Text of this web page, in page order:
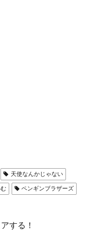
天使なんかじゃない
ペンギンブラザーズ
する！